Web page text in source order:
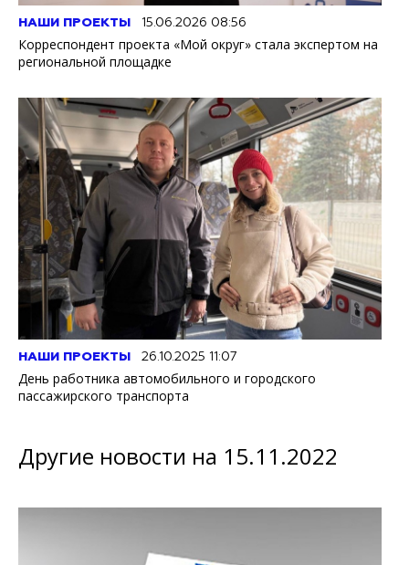
НАШИ ПРОЕКТЫ 15.06.2026 08:56
Корреспондент проекта «Мой округ» стала экспертом на
региональной площадке
НАШИ ПРОЕКТЫ 26.10.2025 11:07
День работника автомобильного и городского
пассажирского транспорта
Другие новости на 15.11.2022